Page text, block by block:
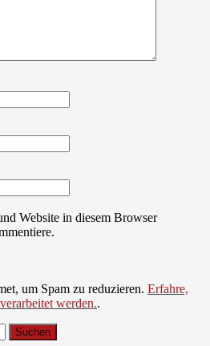
Website in diesem Browser
um Spam zu reduzieren. Erfahre,
werden..